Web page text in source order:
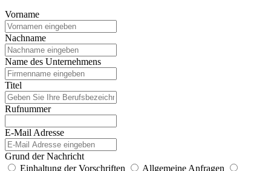
Vorname
Nachname
Name des Unternehmens
Titel
Rufnummer
E-Mail Adresse
Grund der Nachricht
Einhaltung der Vorschriften
Allgemeine Anfragen